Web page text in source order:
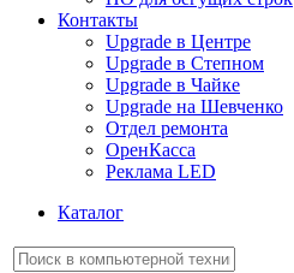
Контакты
Upgrade в Центре
Upgrade в Степном
Upgrade в Чайке
Upgrade на Шевченко
Отдел ремонта
ОренКасса
Реклама LED
Каталог